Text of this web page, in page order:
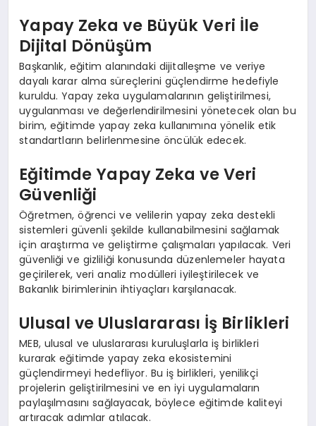
Yapay Zeka ve Büyük Veri İle
Dijital Dönüşüm
Başkanlık, eğitim alanındaki dijitalleşme ve veriye
dayalı karar alma süreçlerini güçlendirme hedefiyle
kuruldu. Yapay zeka uygulamalarının geliştirilmesi,
uygulanması ve değerlendirilmesini yönetecek olan bu
birim, eğitimde yapay zeka kullanımına yönelik etik
standartların belirlenmesine öncülük edecek.
Eğitimde Yapay Zeka ve Veri
Güvenliği
Öğretmen, öğrenci ve velilerin yapay zeka destekli
sistemleri güvenli şekilde kullanabilmesini sağlamak
için araştırma ve geliştirme çalışmaları yapılacak. Veri
güvenliği ve gizliliği konusunda düzenlemeler hayata
geçirilerek, veri analiz modülleri iyileştirilecek ve
Bakanlık birimlerinin ihtiyaçları karşılanacak.
Ulusal ve Uluslararası İş Birlikleri
MEB, ulusal ve uluslararası kuruluşlarla iş birlikleri
kurarak eğitimde yapay zeka ekosistemini
güçlendirmeyi hedefliyor. Bu iş birlikleri, yenilikçi
projelerin geliştirilmesini ve en iyi uygulamaların
paylaşılmasını sağlayacak, böylece eğitimde kaliteyi
artıracak adımlar atılacak.